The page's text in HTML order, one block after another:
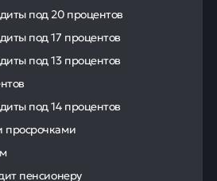
под 20 процентов
под 17 процентов
под 13 процентов
под 14 процентов
просрочками
пенсионеру